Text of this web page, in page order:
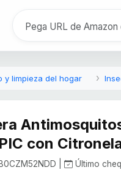
y limpieza del hogar
con
| Último